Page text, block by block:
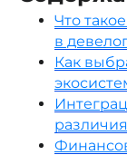
Что
в
Как
различия